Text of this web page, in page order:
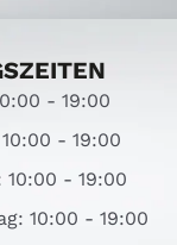
- 19:00
- 19:00
- 19:00
10:00 - 19:00